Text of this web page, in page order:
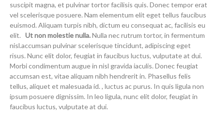
suscipit magna, et pulvinar tortor facilisis quis. Donec tempor erat
vel scelerisque posuere. Nam elementum elit eget tellus faucibus
euismod. Aliquam turpis nibh, dictum eu consequat ac, facilisis eu
elit. Ut non molestie nulla.Nulla nec rutrum tortor, in fermentum
nisl.accumsan pulvinar scelerisque tincidunt, adipiscing eget
risus. Nunc elit dolor, feugiat in faucibus luctus, vulputate at dui.
Morbi condimentum augue in nisl gravida iaculis. Donec feugiat
accumsan est, vitae aliquam nibh hendrerit in. Phasellus felis
tellus, aliquet et malesuada id. , luctus ac purus. In quis ligula non
ipsum posuere dignissim. In leo ligula, nunc elit dolor, feugiat in
faucibus luctus, vulputate at dui.